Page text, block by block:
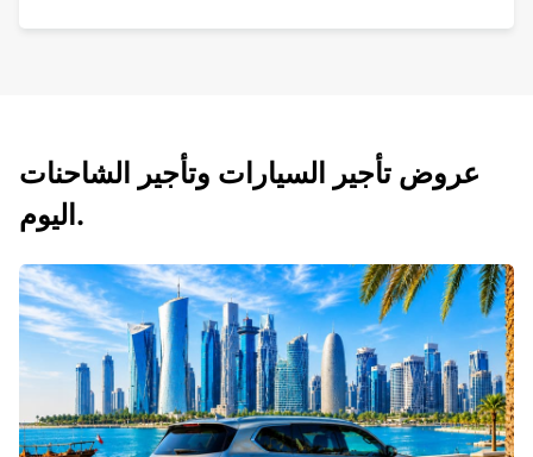
عروض تأجير السيارات وتأجير الشاحنات
اليوم.